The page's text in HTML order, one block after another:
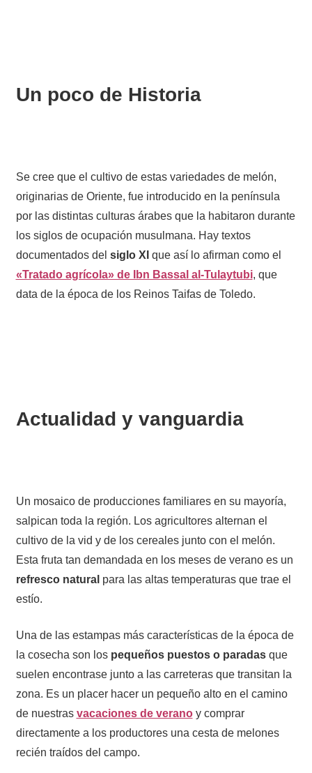
Un poco de Historia
Se cree que el cultivo de estas variedades de melón,
originarias de Oriente, fue introducido en la península
por las distintas culturas árabes que la habitaron durante
los siglos de ocupación musulmana. Hay textos
documentados del siglo XI que así lo afirman como el
«Tratado agrícola» de Ibn Bassal al-Tulaytubi, que
data de la época de los Reinos Taifas de Toledo.
Actualidad y vanguardia
Un mosaico de producciones familiares en su mayoría,
salpican toda la región. Los agricultores alternan el
cultivo de la vid y de los cereales junto con el melón.
Esta fruta tan demandada en los meses de verano es un
refresco natural para las altas temperaturas que trae el
estío.
Una de las estampas más características de la época de
la cosecha son los pequeños puestos o paradasque
suelen encontrase junto a las carreteras que transitan la
zona. Es un placer hacer un pequeño alto en el camino
de nuestras vacaciones de veranoy comprar
directamente a los productores una cesta de melones
recién traídos del campo.